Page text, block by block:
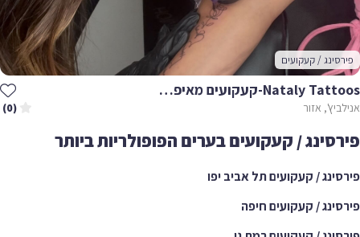
פירסינג / קעקועים
Nataly Tattoos-קעקועים מאיפור קבוע
אנילביץ', אזור (0)
פירסינג / קעקועים בערים הפופולריות ביותר
פירסינג / קעקועים תל אביב יפו
פירסינג / קעקועים חיפה